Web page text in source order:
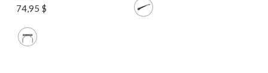
74,95 $